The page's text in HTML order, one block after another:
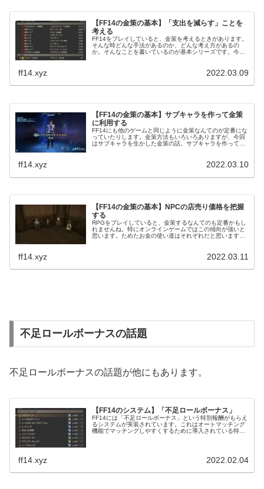
【FF14の金策の基本】「支出を減らす」ことを
考える
FF14をプレイしていると、金策を考えるときがあります。
そんな時どんな手法があるのか、どんな考え方があるの
か。そんなことを書いているのが基本シリーズです。今回
ff14.xyz 2022.03.09
【FF14の金策の基本】サブキャラを作って金策
に利用する
FF14にも他のゲームと同じように金策なんてのが定番にな
っていたりします。金策方法もいろいろありますが、今回
はサブキャラを生かした金策の話。サブキャラを作ってい
ff14.xyz 2022.03.10
【FF14の金策の基本】NPCの店売り価格を把握
する
RPGをプレイしていると、金策するなんてのも定番かもし
れませんね。特にオンラインゲームではこの傾向が強いと
思います。ためたお金の使い道はそれぞれだと思います
ff14.xyz 2022.03.11
不足ロールボーナスの話題
不足ロールボーナスの話題が他にもあります。
【FF14のシステム】「不足ロールボーナス」
FF14には「不足ロールボーナス」という特別報酬がもらえ
るシステムが実装されています。これはオートマッチング
機能でマッチングしやすくするために導入されている特別
ff14.xyz 2022.02.04